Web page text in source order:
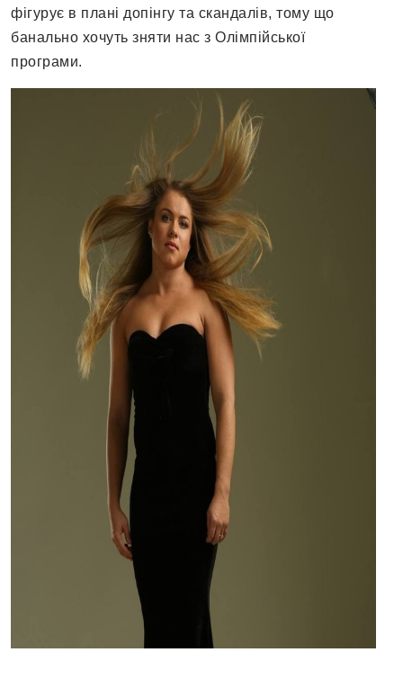
фігурує в плані допінгу та скандалів, тому що
банально хочуть зняти нас з Олімпійської
програми.